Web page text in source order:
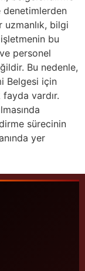
denetimlerden
uzmanlık, bilgi
bu
personel
Bu nedenle,
Belgesi için
fayda vardır.
sürecinin
yer